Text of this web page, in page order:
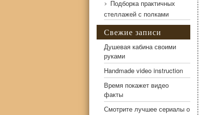
Подборка практичных
стеллажей с полками
Свежие записи
Душевая кабина своими
руками
Handmade video instruction
Время покажет видео
факты
Смотрите лучшее сериалы о